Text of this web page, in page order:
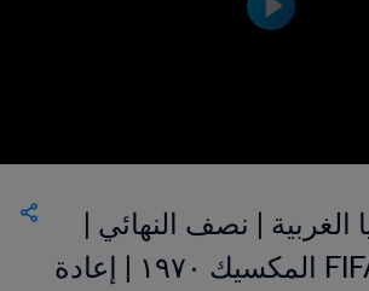
الغربية | نصف النهائي |
كأس العالم FIFA المكسيك ١٩٧٠ | إعادة